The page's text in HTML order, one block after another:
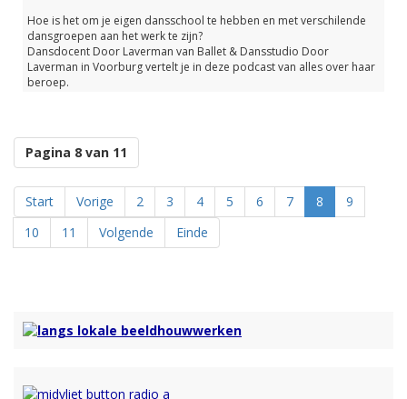
Hoe is het om je eigen dansschool te hebben en met verschilende
dansgroepen aan het werk te zijn?
Dansdocent Door Laverman van Ballet & Dansstudio Door
Laverman in Voorburg vertelt je in deze podcast van alles over haar
beroep.
Op deze en nog veel meer vragen krijg je het antwoord wanneer je
luistert naar deze podcast van Baanbreker op Midvliet.
Pagina 8 van 11
Start Vorige 2 3 4 5 6 7 8
9
10
11 Volgende Einde